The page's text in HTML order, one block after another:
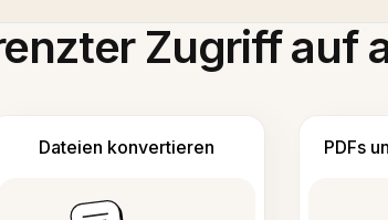
Zugriff auf
Dateien konvertieren PDFs